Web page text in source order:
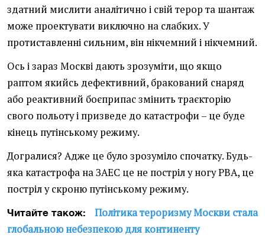
здатний мислити аналітично і свій терор та шантаж
може проектувати виключно на слабких. У
протиставленні сильним, він нікчемний і нікчемний.
Ось і зараз Москві дають зрозуміти, що якщо
раптом якийсь дефективний, бракований снаряд
або реактивний боєприпас змінить траєкторію
свого польоту і призведе до катастрофи – це буде
кінець путінському режиму.
Догралися? Адже це було зрозуміло спочатку. Будь-
яка катастрофа на ЗАЕС це не постріл у ногу РВА, це
постріл у скроню путінському режиму.
Читайте також:
Політика тероризму Москви стала
глобальною небезпекою для континенту